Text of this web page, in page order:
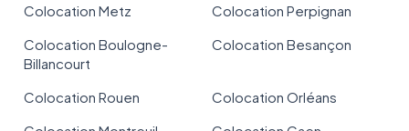
Colocation Metz
Colocation Perpignan
Colocation Boulogne-
Billancourt
Colocation Besançon
Colocation Rouen
Colocation Orléans